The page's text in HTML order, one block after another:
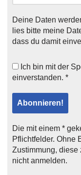
Deine Daten
lies bitte meine
dass du damit
Ich bin mit der
einverstanden. *
Die mit einem *
Pflichtfelder. Ohne
Zustimmung, diese
nicht anmelden.